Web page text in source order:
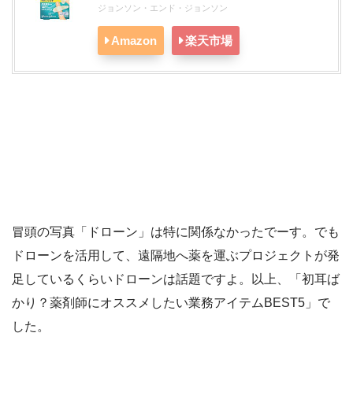
ジョンソン・エンド・ジョンソン
Amazon 楽天市場
冒頭の写真「ドローン」は特に関係なかったでーす。でも
ドローンを活用して、遠隔地へ薬を運ぶプロジェクトが発
足しているくらいドローンは話題ですよ。以上、「初耳ば
かり？薬剤師にオススメしたい業務アイテムBEST5」で
した。